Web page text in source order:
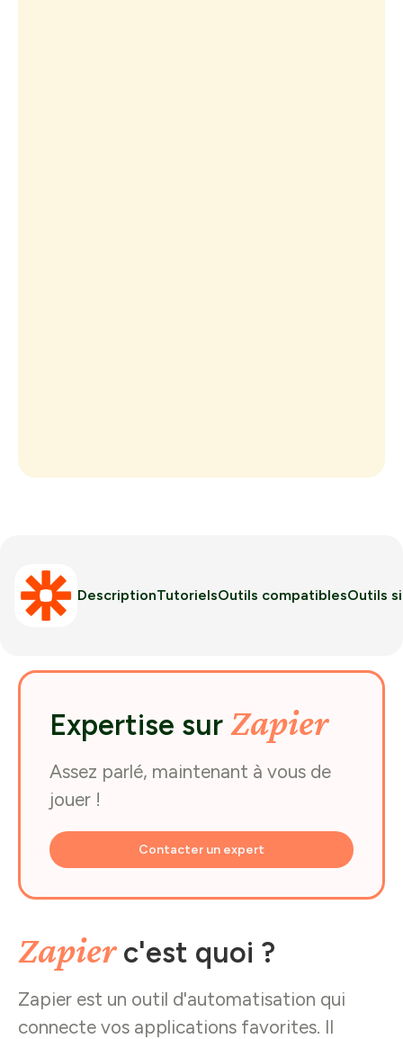
DescriptionTutorielsOutils compatiblesOutils
Zapierc'est quoi ?
Zapier est un outil d'automatisation qui
connecte vos applications favorites. Il
Expertise sur Zapier
Assez parlé, maintenant à vous de
jouer !
Contacter un expert